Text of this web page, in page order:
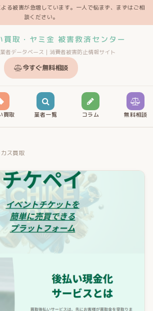
る被害が急増しています。一人で悩まず、まずはご相
談ください。
買取・ヤミ金 被害救済センター
者データベース｜消費者被害防止情報サイト
今すぐ無料相談
買取 業者一覧 コラム 無料相談
ス買取